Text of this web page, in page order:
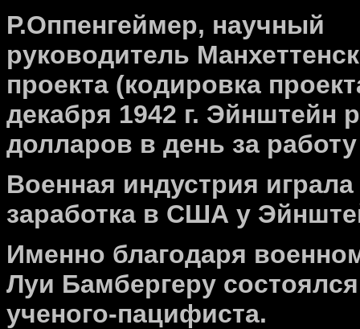
Р.Оппенгеймер, научный
руководитель
проекта (кодировка
декабря 1942 г. Эйнштейн
долларов в день за
Военная индустрия
заработка в США у
Именно благодаря
Луи Бамбергеру
ученого-пацифиста.